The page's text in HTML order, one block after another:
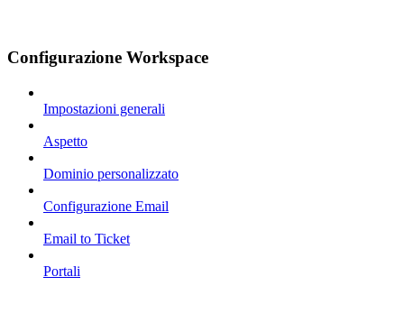
Configurazione Workspace
Impostazioni generali
Aspetto
Dominio personalizzato
Configurazione Email
Email to Ticket
Portali